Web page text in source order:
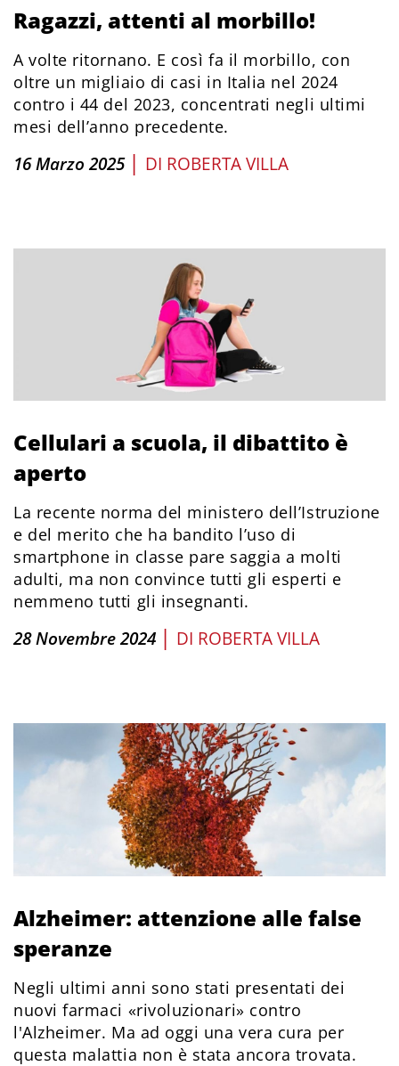
Ragazzi, attenti al morbillo!
A volte ritornano. E così fa il morbillo, con
oltre un migliaio di casi in Italia nel 2024
contro i 44 del 2023, concentrati negli ultimi
mesi dell’anno precedente.
16 Marzo 2025 | DI ROBERTA VILLA
Cellulari a scuola, il dibattito è
aperto
La recente norma del ministero dell’Istruzione
e del merito che ha bandito l’uso di
smartphone in classe pare saggia a molti
adulti, ma non convince tutti gli esperti e
nemmeno tutti gli insegnanti.
28 Novembre 2024 | DI ROBERTA VILLA
Alzheimer: attenzione alle false
speranze
Negli ultimi anni sono stati presentati dei
nuovi farmaci «rivoluzionari» contro
l'Alzheimer. Ma ad oggi una vera cura per
questa malattia non è stata ancora trovata.